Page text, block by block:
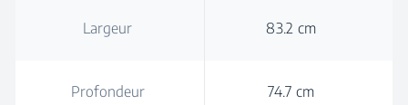
Largeur 83.2 cm
Profondeur 74.7 cm